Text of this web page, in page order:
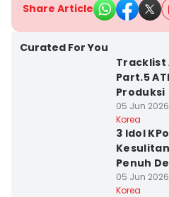
Share Article
Curated For You
Tracklist
Part.5
Produksi
05 Jun
Korea
3 Idol
Penuh
05 Jun
Korea